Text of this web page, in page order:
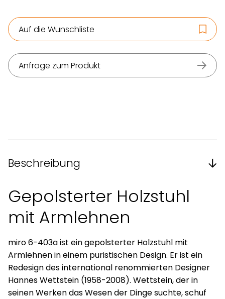
Auf die Wunschliste
Anfrage zum Produkt
Beschreibung
Gepolsterter Holzstuhl
mit Armlehnen
miro 6-403a ist ein gepolsterter Holzstuhl mit
Armlehnen in einem puristischen Design. Er ist ein
Redesign des international renommierten Designer
Hannes Wettstein (1958-2008). Wettstein, der in
seinen Werken das Wesen der Dinge suchte, schuf